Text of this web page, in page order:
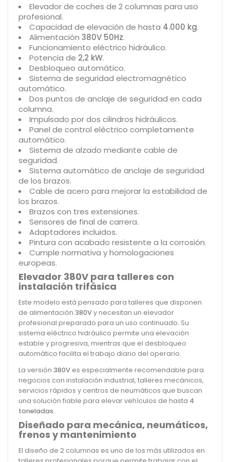
Elevador de coches de 2 columnas para uso
profesional.
Capacidad de elevación de hasta 4.000 kg.
Alimentación 380V 50Hz.
Funcionamiento eléctrico hidráulico.
Potencia de 2,2 kW.
Desbloqueo automático.
Sistema de seguridad electromagnético
automático.
Dos puntos de anclaje de seguridad en cada
columna.
Impulsado por dos cilindros hidráulicos.
Panel de control eléctrico completamente
automático.
Sistema de alzado mediante cable de
seguridad.
Sistema automático de anclaje de seguridad
de los brazos.
Cable de acero para mejorar la estabilidad de
los brazos.
Brazos con tres extensiones.
Sensores de final de carrera.
Adaptadores incluidos.
Pintura con acabado resistente a la corrosión.
Cumple normativa y homologaciones
europeas.
Elevador 380V para talleres con
instalación trifásica
Este modelo está pensado para talleres que disponen
de alimentación 380Vy necesitan un elevador
profesional preparado para un uso continuado. Su
sistema eléctrico hidráulico permite una elevación
estable y progresiva, mientras que el desbloqueo
automático facilita el trabajo diario del operario.
La versión 380V es especialmente recomendable para
negocios con instalación industrial, talleres mecánicos,
servicios rápidos y centros de neumáticos que buscan
una solución fiable para elevar vehículos de hasta 4
toneladas.
Diseñado para mecánica, neumáticos,
frenos y mantenimiento
El diseño de 2 columnas es uno de los más utilizados en